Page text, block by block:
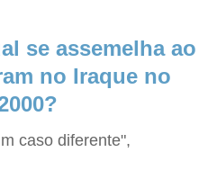
se assemelha ao
no Iraque no
caso diferente",